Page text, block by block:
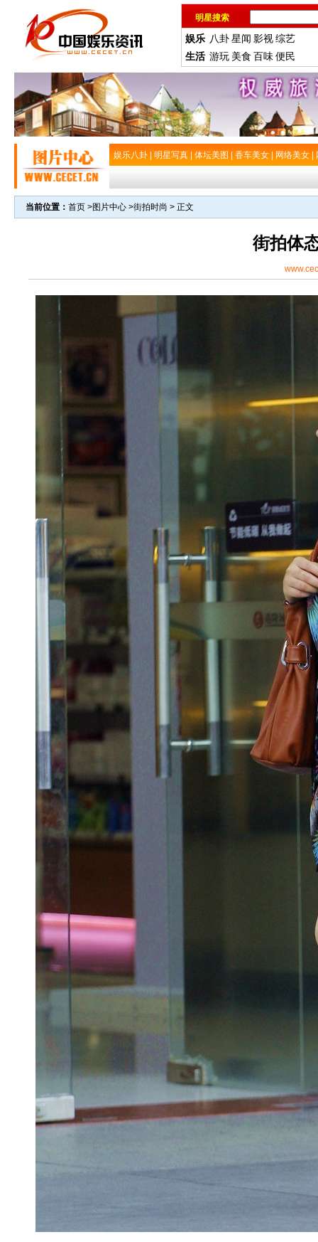
明星搜索
娱乐 八卦星闻 影视综艺
生活 游玩 美食 百味便民
娱乐八卦 明星写真 体坛美图 香车美女 网络美女
当前位置： 首页 >图片中心 >街拍时尚 > 正文
街拍体